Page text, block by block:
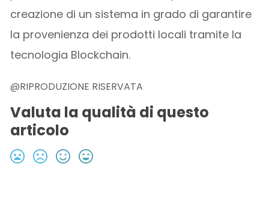
creazione di un sistema in grado di garantire
la provenienza dei prodotti locali tramite la
tecnologia Blockchain.
@RIPRODUZIONE RISERVATA
Valuta la qualità di questo
articolo